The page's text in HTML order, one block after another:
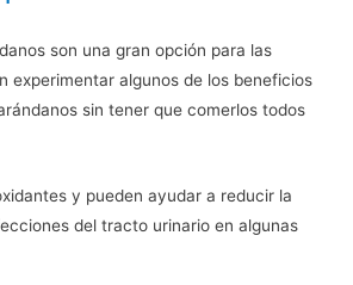
son una gran opción para las
experimentar algunos de los beneficios
sin tener que comerlos todos
y pueden ayudar a reducir la
del tracto urinario en algunas